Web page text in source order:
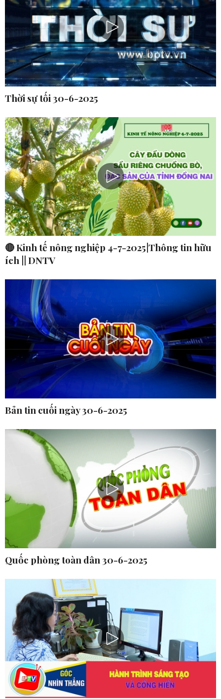
Thời sự tối 30-6-2025
🔴 Kinh tế nông nghiệp 4-7-2025|Thông tin hữu
ích || DNTV
Bản tin cuối ngày 30-6-2025
Quốc phòng toàn dân 30-6-2025